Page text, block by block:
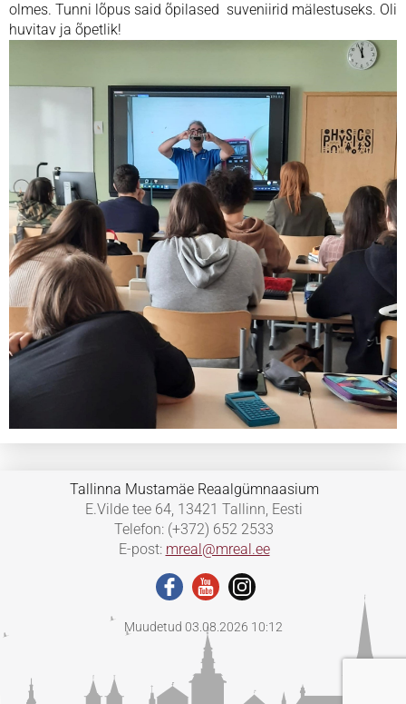
olmes. Tunni lõpus said õpilased suveniirid mälestuseks. Oli
huvitav ja õpetlik!
Tallinna Mustamäe Reaalgümnaasium
E.Vilde tee 64, 13421 Tallinn, Eesti
Telefon: (+372) 652 2533
E-post: mreal@mreal.ee
Muudetud 03.08.2026 10:12